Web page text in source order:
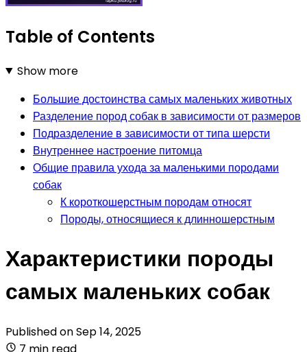
Table of Contents
Show more
Большие достоинства самых маленьких животных
Разделение пород собак в зависимости от размеров
Подразделение в зависимости от типа шерсти
Внутреннее настроение питомца
Общие правила ухода за маленькими породами
собак
К короткошерстным породам относят
Породы, относящиеся к длинношерстным
Характеристики породы
самых маленьких собак
Published onSep 14, 2025
7 min read